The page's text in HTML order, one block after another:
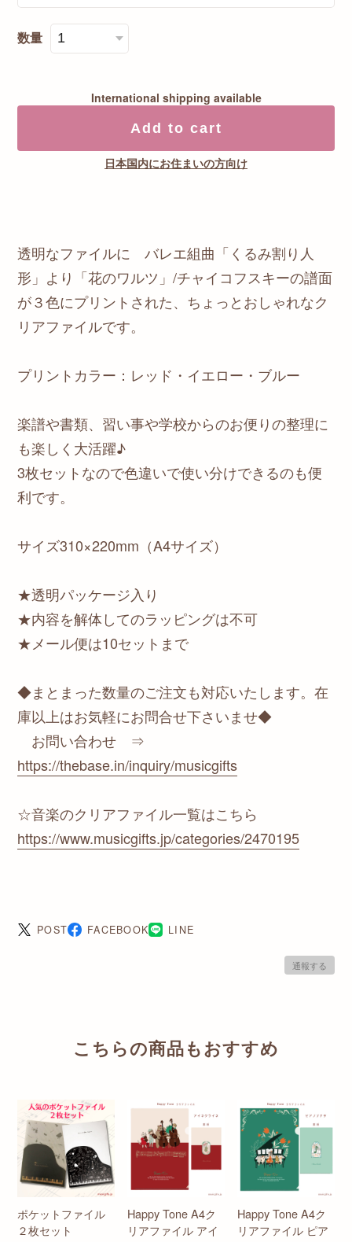
数量
International shipping available
Add to cart
日本国内にお住まいの方向け
透明なファイルに バレエ組曲「くるみ割り人
形」より「花のワルツ」/チャイコフスキーの譜面
が３色にプリントされた、ちょっとおしゃれなク
リアファイルです。
プリントカラー：レッド・イエロー・ブルー
楽譜や書類、習い事や学校からのお便りの整理に
も楽しく大活躍♪
3枚セットなので色違いで使い分けできるのも便
利です。
サイズ310×220mm（A4サイズ）
★透明パッケージ入り
★内容を解体してのラッピングは不可
★メール便は10セットまで
◆まとまった数量のご注文も対応いたします。在
庫以上はお気軽にお問合せ下さいませ◆
お問い合わせ ⇒
https://thebase.in/inquiry/musicgifts
☆音楽のクリアファイル一覧はこちら
https://www.musicgifts.jp/categories/2470195
POST FACEBOOK LINE
通報する
こちらの商品もおすすめ
ポケットファイル
２枚セット
Happy Tone A4ク
リアファイル アイ
Happy Tone A4ク
リアファイル ピア